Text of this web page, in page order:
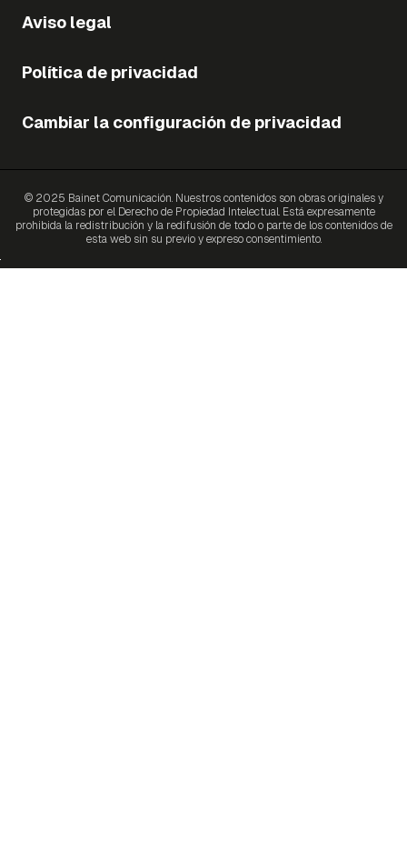
Aviso legal
Política de privacidad
Cambiar la configuración de privacidad
© 2025 Bainet Comunicación. Nuestros contenidos son obras originales y
protegidas por el Derecho de Propiedad Intelectual. Está expresamente
prohibida la redistribución y la redifusión de todo o parte de los contenidos de
esta web sin su previo y expreso consentimiento.